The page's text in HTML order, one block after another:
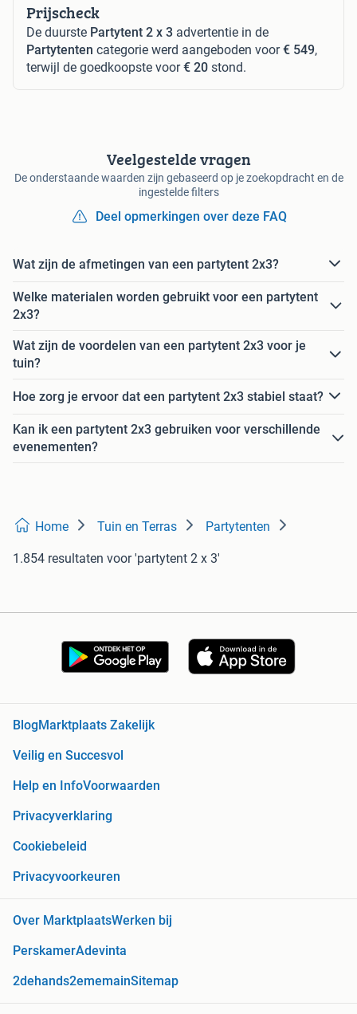
Prijscheck
De duurste Partytent 2 x 3 advertentie in de
Partytenten categorie werd aangeboden voor€ 549,
terwijl de goedkoopste voor€ 20 stond.
Veelgestelde vragen
De onderstaande waarden zijn gebaseerd op je zoekopdracht en de
ingestelde filters
Deel opmerkingen over deze FAQ
Wat zijn de afmetingen van een partytent 2x3?
Welke materialen worden gebruikt voor een partytent
2x3?
Wat zijn de voordelen van een partytent 2x3 voor je
tuin?
Hoe zorg je ervoor dat een partytent 2x3 stabiel staat?
Kan ik een partytent 2x3 gebruiken voor verschillende
evenementen?
Home Tuin en Terras Partytenten
1.854 resultaten voor 'partytent 2 x 3'
BlogMarktplaats Zakelijk
Veilig en Succesvol
Help en InfoVoorwaarden
Privacyverklaring
Cookiebeleid
Privacyvoorkeuren
Over MarktplaatsWerken bij
PerskamerAdevinta
2dehands2ememainSitemap